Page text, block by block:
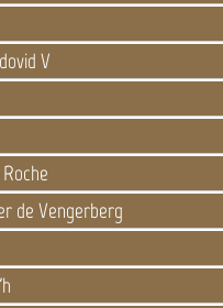
V
de Vengerberg